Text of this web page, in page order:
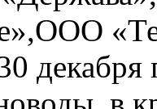
декабря